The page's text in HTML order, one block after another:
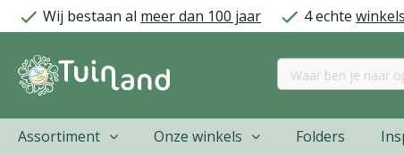
naar
Wij bestaan al meer dan 100 jaar 4 echte winkels
Assortiment Onze winkels Folders